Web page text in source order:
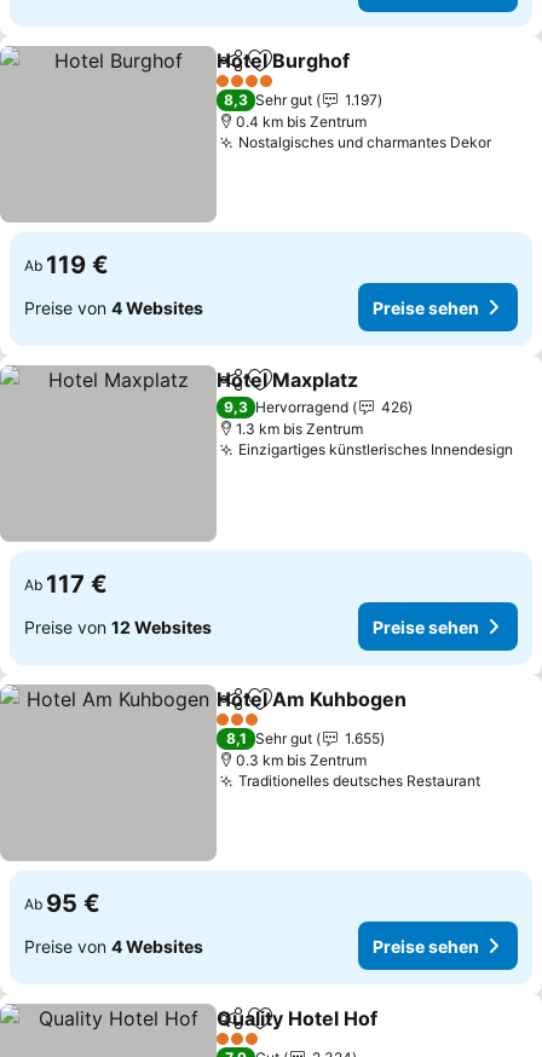
TeilenZu Favoriten hinzufügen
Hotel Burghof
4 Sterne
8,3 Sehr gut
1.197
0.4 km bis Zentrum
Nostalgisches und charmantes Dekor
Ab 119 €
Preise von 4 Websites Preise sehen
TeilenZu Favoriten hinzufügen
Hotel Maxplatz
9,3 Hervorragend
426
1.3 km bis Zentrum
Einzigartiges künstlerisches Innendesign
Ab 117 €
Preise von 12 Websites Preise sehen
TeilenZu Favoriten hinzufügen
Hotel Am Kuhbogen
3 Sterne
8,1 Sehr gut
1.655
0.3 km bis Zentrum
Traditionelles deutsches Restaurant
Ab 95 €
Preise von 4 Websites Preise sehen
TeilenZu Favoriten hinzufügen
Quality Hotel Hof
3 Sterne